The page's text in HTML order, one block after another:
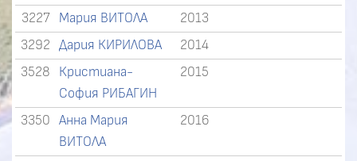
3227 Мария ВИТОЛА
2013
3292
Дария КИРИЛОВА
2014
3528
Кристиана-
София РИБАГИН
2015
3350
Анна Мария
ВИТОЛА
2016